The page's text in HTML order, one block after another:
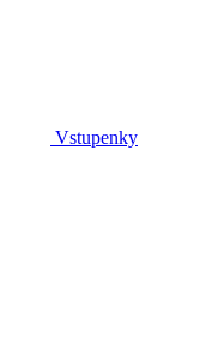
Vstupenky